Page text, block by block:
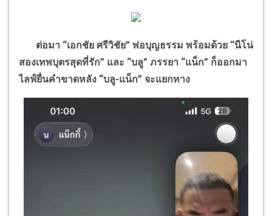
ต่อมา “เอกชัย ศรีวิชัย” พ่อบุญธรรม พร้อมด้วย “นีโน่
สองเทพบุตรสุดที่รัก” และ “บลู” ภรรยา “แน็ก” ก็ออกมา
ไลฟ์ยื่นคำขาดหลัง “บลู-แน็ก” จะแยกทาง